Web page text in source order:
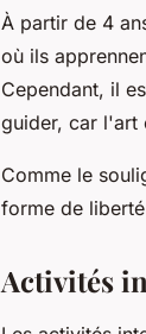
À partir de 4
où ils
Cependant, il
guider, car l'art
Comme le
forme de
Activités